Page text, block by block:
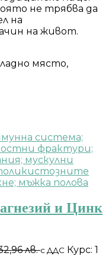
не трябва да
на
на живот.
място,
и Цинк
лв.с ДДС Курс: 1